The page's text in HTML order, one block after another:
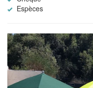
Espèces